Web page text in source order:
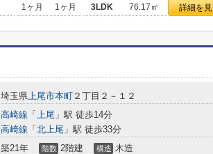
1ヶ月 1ヶ月 3LDK 76.17㎡ 詳細を
埼玉県上尾市本町 ２丁目２－１２
高崎線 「 上尾 」駅 徒歩14分
高崎線 「 北上尾 」駅 徒歩33分
築21年 階数 2階建 構造 木造